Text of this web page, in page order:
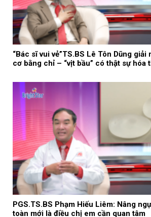
“Bác sĩ vui vẻ”TS.BS Lê Tôn Dũng giải
cơ bằng chỉ – “vịt bầu” có thật sự hóa
PGS.TS.BS Phạm Hiếu Liêm: Nâng
toàn mới là điều chị em cần quan tâm